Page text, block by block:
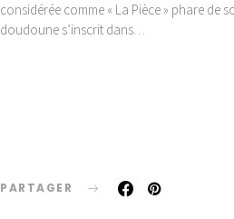
considérée comme « La Pièce » phare de
doudoune s’inscrit dans…
PARTAGER